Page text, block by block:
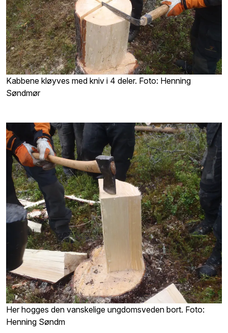
Kabbene kløyves med kniv i 4 deler. Foto: Henning
Søndmør
Her hogges den vanskelige ungdomsveden bort. Foto:
Henning Søndm